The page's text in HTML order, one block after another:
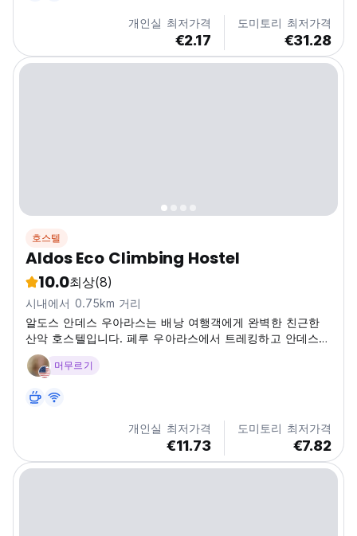
개인실 최저가격
€2.17
도미토리 최저가격
€31.28
호스텔
Aldos Eco Climbing Hostel
10.0최상(8)
시내에서 0.75km 거리
알도스 안데스 우아라스는 배낭 여행객에게 완벽한 친근한
산악 호스텔입니다. 페루 우아라스에서 트레킹하고 안데스
산맥을 탐험하기에 좋은 곳입니다. (Auto-translated from
original language)
머무르기
개인실 최저가격
€11.73
도미토리 최저가격
€7.82